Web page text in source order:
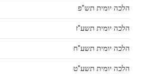
הלכה יומית תש"פ
הלכה יומית תשע"ז
הלכה יומית תשע"ח
הלכה יומית תשע"ט